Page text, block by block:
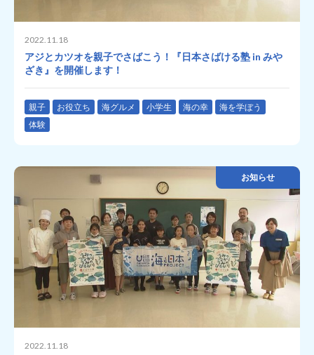
2022.11.18
アジとカツオを親子でさばこう！『日本さばける塾 in みや
ざき』を開催します！
親子 お役立ち 海グルメ 小学生 海の幸
海を学ぼう
体験
お知らせ
2022.11.18